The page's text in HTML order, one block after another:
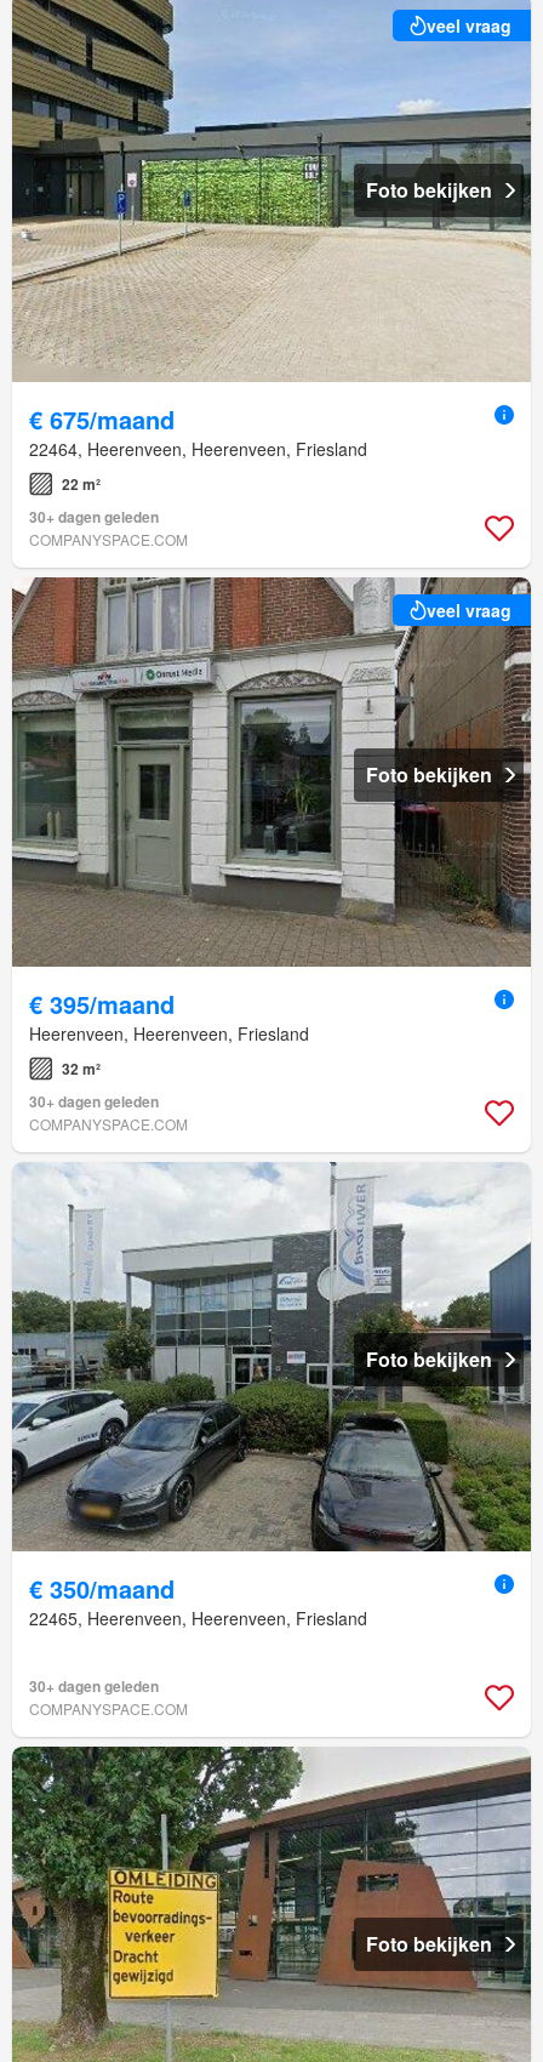
veel vraag
Foto bekijken
€ 675/maand
22464, Heerenveen, Heerenveen, Friesland
22 m²
30+ dagen geleden
COMPANYSPACE.COM
veel vraag
Foto bekijken
€ 395/maand
Heerenveen, Heerenveen, Friesland
32 m²
30+ dagen geleden
COMPANYSPACE.COM
Foto bekijken
€ 350/maand
22465, Heerenveen, Heerenveen, Friesland
30+ dagen geleden
COMPANYSPACE.COM
Foto bekijken